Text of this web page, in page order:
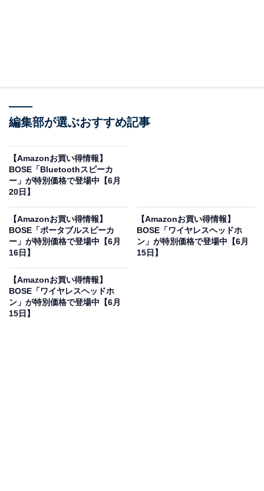
Amazonのセール商品から売れ筋ランキングまで、毎日のお買いも
※本記事で紹介している商品の購入やサービスの利用により、売上の一部が
オールアバウトに還元されることがあります。
BOSEの「テレビ会議デバイス」が限定価格に！
82％オフで登場
編集部が選ぶおすすめ記事
【Amazonお買い得情報】
BOSE「Bluetoothスピーカ
ー」が特別価格で登場中【6月
20日】
【Amazonお買い得情報】
BOSE「ポータブルスピーカ
ー」が特別価格で登場中【6月
16日】
【Amazonお買い得情報】
BOSE「ワイヤレスヘッドホ
ン」が特別価格で登場中【6月
15日】
【Amazonお買い得情報】
BOSE「ワイヤレスヘッドホ
ン」が特別価格で登場中【6月
15日】